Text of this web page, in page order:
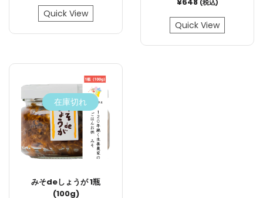
Quick View
(税込)
Quick View
在庫切れ
みそdeしょうが 1瓶
(100g)